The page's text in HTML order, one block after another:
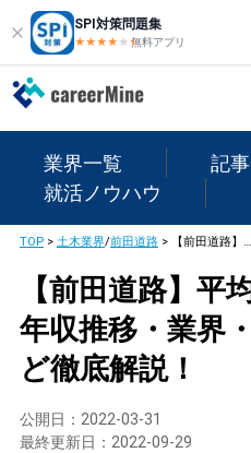
SPI対策問題集
★★★★ ★★
無料アプリ
業界一覧
記
就活ノウハウ
TOP> 土木業界/前田道路> 【前田道路】平均年収806万円｜年収推移・業界・年代・役職別など徹底解説！
【前田道路】平
年収推移・業界
ど徹底解説！
公開日： 2022-03-31
最終更新日： 2022-09-29